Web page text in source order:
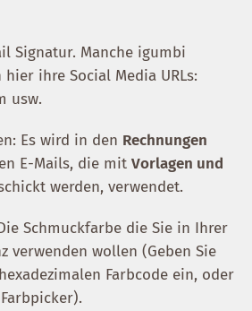
Signatur. Manche igumbi
ihre Social Media URLs:
usw.
Es wird in den Rechnungen
E-Mails, die mit Vorlagen und
werden, verwendet.
Schmuckfarbe die Sie in Ihrer
verwenden wollen (Geben Sie
Farbcode ein, oder